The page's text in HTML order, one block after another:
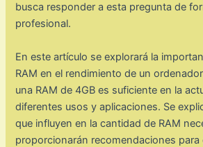
busca responder a esta pregunta de
profesional.
En este artículo se explorará la
RAM en el rendimiento de un
una RAM de 4GB es suficiente en la
diferentes usos y aplicaciones. Se
que influyen en la cantidad de RAM
proporcionarán recomendaciones para